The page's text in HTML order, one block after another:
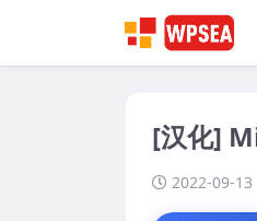
[汉化]
2022-09-13